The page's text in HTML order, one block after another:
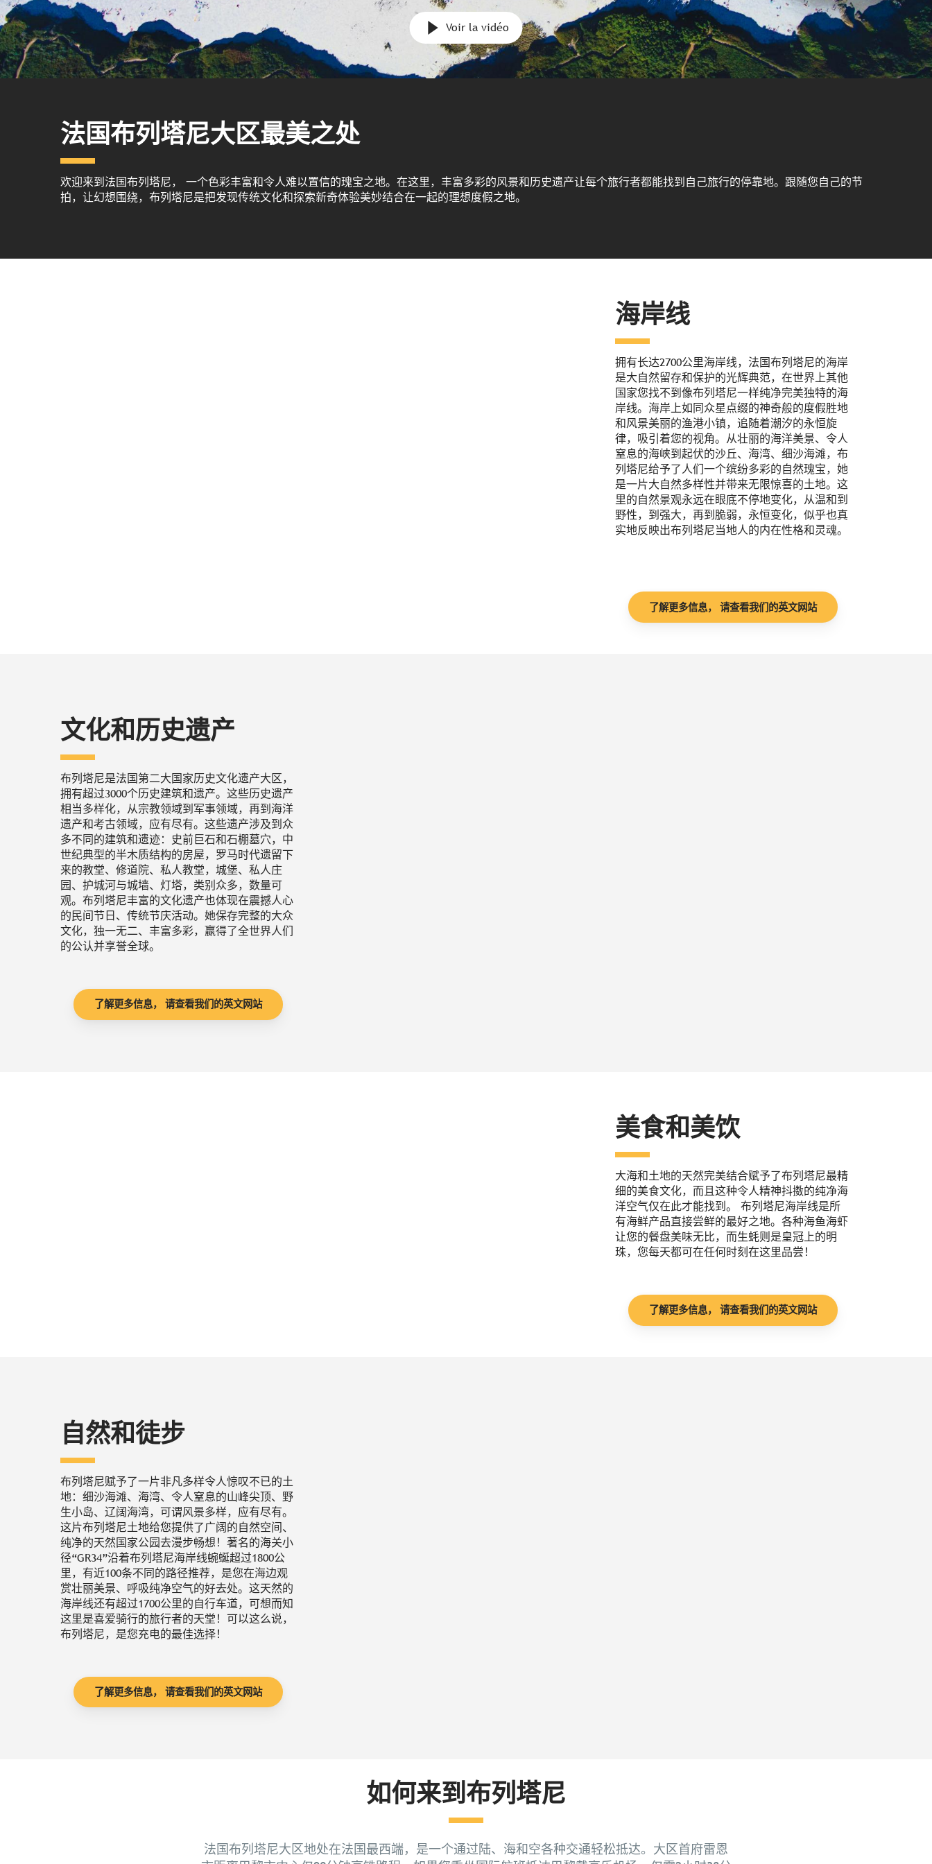
Voir la vidéo
法国布列塔尼大区最美之处
欢迎来到法国布列塔尼， 一个色彩丰富和令人难以置信的瑰宝之地。在这里，丰富多彩的风景和历史遗产让每个旅行者都能找到自己旅行的停靠地。跟随您自己的节
拍，让幻想围绕，布列塔尼是把发现传统文化和探索新奇体验美妙结合在一起的理想度假之地。
海岸线
拥有长达2700公里海岸线，法国布列塔尼的海岸
是大自然留存和保护的光辉典范，在世界上其他
国家您找不到像布列塔尼一样纯净完美独特的海
岸线。海岸上如同众星点缀的神奇般的度假胜地
和风景美丽的渔港小镇，追随着潮汐的永恒旋
律，吸引着您的视角。从壮丽的海洋美景、令人
窒息的海峡到起伏的沙丘、海湾、细沙海滩，布
列塔尼给予了人们一个缤纷多彩的自然瑰宝，她
是一片大自然多样性并带来无限惊喜的土地。这
里的自然景观永远在眼底不停地变化，从温和到
野性，到强大，再到脆弱，永恒变化，似乎也真
实地反映出布列塔尼当地人的内在性格和灵魂。
了解更多信息， 请查看我们的英文网站
文化和历史遗产
布列塔尼是法国第二大国家历史文化遗产大区，
拥有超过3000个历史建筑和遗产。这些历史遗产
相当多样化，从宗教领域到军事领域，再到海洋
遗产和考古领域，应有尽有。这些遗产涉及到众
多不同的建筑和遗迹：史前巨石和石棚墓穴，中
世纪典型的半木质结构的房屋，罗马时代遗留下
来的教堂、修道院、私人教堂，城堡、私人庄
园、护城河与城墙、灯塔，类别众多，数量可
观。布列塔尼丰富的文化遗产也体现在震撼人心
的民间节日、传统节庆活动。她保存完整的大众
文化，独一无二、丰富多彩，赢得了全世界人们
的公认并享誉全球。
了解更多信息， 请查看我们的英文网站
美食和美饮
大海和土地的天然完美结合赋予了布列塔尼最精
细的美食文化，而且这种令人精神抖擞的纯净海
洋空气仅在此才能找到。 布列塔尼海岸线是所
有海鲜产品直接尝鲜的最好之地。各种海鱼海虾
让您的餐盘美味无比，而生蚝则是皇冠上的明
珠，您每天都可在任何时刻在这里品尝！
了解更多信息， 请查看我们的英文网站
自然和徒步
布列塔尼赋予了一片非凡多样令人惊叹不已的土
地：细沙海滩、海湾、令人窒息的山峰尖顶、野
生小岛、辽阔海湾，可谓风景多样，应有尽有。
这片布列塔尼土地给您提供了广阔的自然空间、
纯净的天然国家公园去漫步畅想！著名的海关小
径“GR34”沿着布列塔尼海岸线蜿蜒超过1800公
里，有近100条不同的路径推荐，是您在海边观
赏壮丽美景、呼吸纯净空气的好去处。这天然的
海岸线还有超过1700公里的自行车道，可想而知
这里是喜爱骑行的旅行者的天堂！可以这么说，
布列塔尼，是您充电的最佳选择！
了解更多信息， 请查看我们的英文网站
如何来到布列塔尼
法国布列塔尼大区地处在法国最西端，是一个通过陆、海和空各种交通轻松抵达。大区首府雷恩